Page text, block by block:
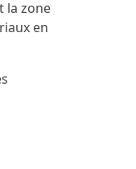
la zone
en